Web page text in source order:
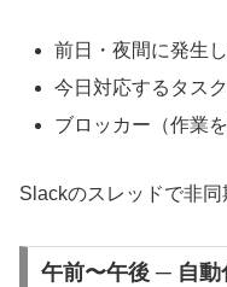
前日・夜間に発生
今日対応するタス
ブロッカー（作業
Slackのスレッドで非同
午前〜午後 ─ 自動